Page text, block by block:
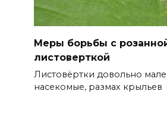
Меры борьбы с
листоверткой
Листовёртки довольно
насекомые, размах крыльев